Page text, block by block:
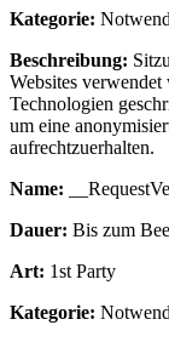
Kategorie:
Beschreibung:
Websites
Technologien
um eine
aufrechtzuerhalten.
Name:
Dauer: Bis zum
Art: 1st Party
Kategorie: